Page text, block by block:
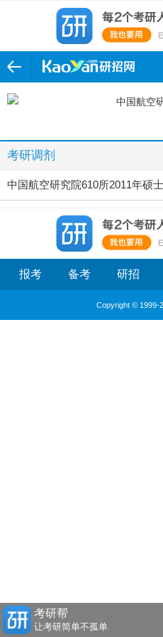
考研调剂
中国航空研究院610所2011年硕
报考 备考 研招
Copyright © 1999-
考研帮
让考研简单不孤单